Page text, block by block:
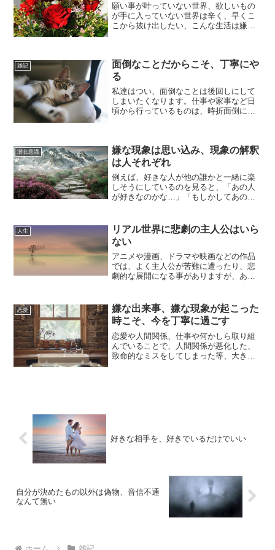
願い事が叶っていない世界、欲しいもの
が手に入っていない世界は辛く、早くこ
こから抜け出したい、こんな生活は嫌だ
を手に入れるのと同じくら...
雑記
面倒なことだからこそ、丁寧にや
る
私達はつい、面倒なことは後回しにして
しまいたくなります。仕事や家事など日
頃から行っているものは、時折面倒にな
終わらせた時に感じる達成...
潜在意識
嫌な現象は思い込み、現象の解釈
は人それぞれ
例えば、好きな人が他の誰かと一緒に楽
しそうにしているのを見ると、「あの人
が好きなのかな…」「もしかしてあの人
が、何か現象が起こったときの反応とい
うものは、人それぞれ違い...
人生
リアル世界に悲劇の主人公はいら
ない
アニメや漫画、ドラマや映画などの作品
では、よく主人公が苦難に遭ったり、悲
劇的な展開になる事がありますが、あく
ません。フィクションと知りながらも、
物語に熱中をしてしまうと...
恋愛
嫌な出来事、嫌な現象が起こった
時こそ、今を丁寧に過ごす
恋愛や人間関係、仕事や何かしら取り組
んでいることで、人間関係が悪化した、
致命的なミスをしてしまった等、大きな
好きな相手を、好きでいるだけでいい
自分が決めたもの以外は偽物、音信不通
なんて無い